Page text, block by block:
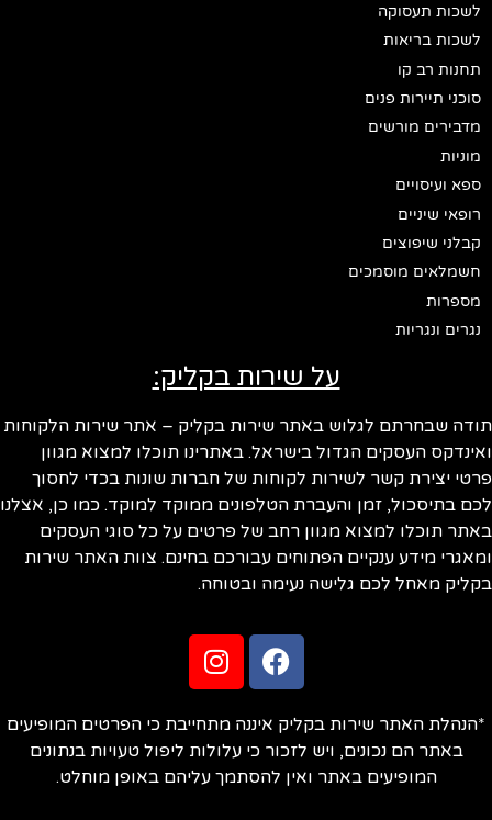
לשכות תעסוקה
לשכות בריאות
תחנות רב קו
סוכני תיירות פנים
מדבירים מורשים
מוניות
ספא ועיסויים
רופאי שיניים
קבלני שיפוצים
חשמלאים מוסמכים
מספרות
נגרים ונגריות
על שירות בקליק:
שבחרתם לגלוש באתר שירות בקליק – אתר שירות הלקוחות
העסקים הגדול בישראל. באתרינו תוכלו למצוא מגוון
יצירת קשר לשירות לקוחות של חברות שונות בכדי לחסוך
בתיסכול, זמן והעברת הטלפונים ממוקד למוקד. כמו כן, אצלנו
תוכלו למצוא מגוון רחב של פרטים על כל סוגי העסקים
מידע ענקיים הפתוחים עבורכם בחינם. צוות האתר שירות
מאחל לכם גלישה נעימה ובטוחה.
האתר שירות בקליק איננה מתחייבת כי הפרטים המופיעים
באתר הם נכונים, ויש לזכור כי עלולות ליפול טעויות בנתונים
המופיעים באתר ואין להסתמך עליהם באופן מוחלט.